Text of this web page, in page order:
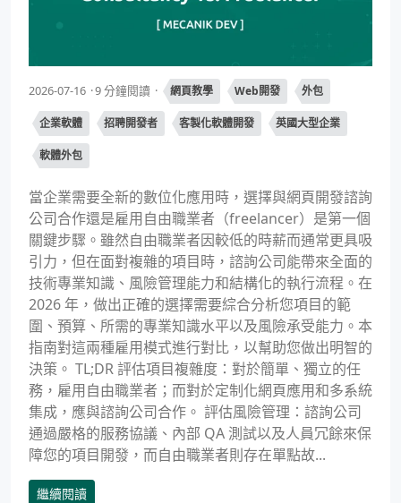
2026-07-16 9 分鐘閱讀 網頁教學 Web開發 外包
企業軟體 招聘開發者 客製化軟體開發 英國大型企業
軟體外包
當企業需要全新的數位化應用時，選擇與網頁開發諮詢
公司合作還是雇用自由職業者（freelancer）是第一個
關鍵步驟。雖然自由職業者因較低的時薪而通常更具吸
引力，但在面對複雜的項目時，諮詢公司能帶來全面的
技術專業知識、風險管理能力和結構化的執行流程。在
2026 年，做出正確的選擇需要綜合分析您項目的範
圍、預算、所需的專業知識水平以及風險承受能力。本
指南對這兩種雇用模式進行對比，以幫助您做出明智的
決策。 TL;DR 評估項目複雜度：對於簡單、獨立的任
務，雇用自由職業者；而對於定制化網頁應用和多系統
集成，應與諮詢公司合作。 評估風險管理：諮詢公司
通過嚴格的服務協議、內部 QA 測試以及人員冗餘來保
障您的項目開發，而自由職業者則存在單點故...
繼續閱讀